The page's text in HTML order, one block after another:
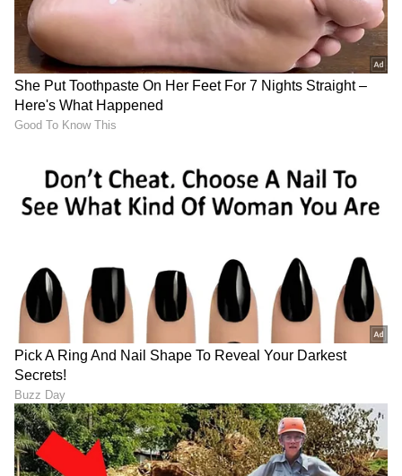
ಮೋಲ್ ಗುಡಿಗಳನ್ನು ಮಾಡಿ. ನೀವು ನಿಜವಾಗಿಯೂ
ಬುದ್ಧಿವಂತರಾಗಿದ್ದರೆ, 1 ಮೋಲ್ ಸಕ್ಕರೆಯಂತಹ ಮೋಲ್
ಅಳತೆಗಳನ್ನು ಬಳಸಿ. ನೆನಪಿಡಿ, ಮೋಲ್ ಅನ್ನು ಗ್ರಾಂ ಗಳಾಗಿ
ಪರಿವರ್ತಿಸಬಹುದು.